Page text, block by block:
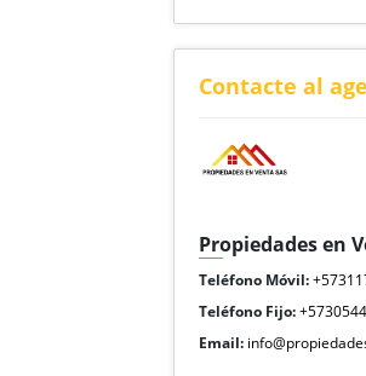
Contacte al
Propiedades en
Teléfono Móvil:
Teléfono Fijo:
Email: